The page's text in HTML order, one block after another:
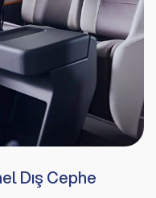
Dış Cephe